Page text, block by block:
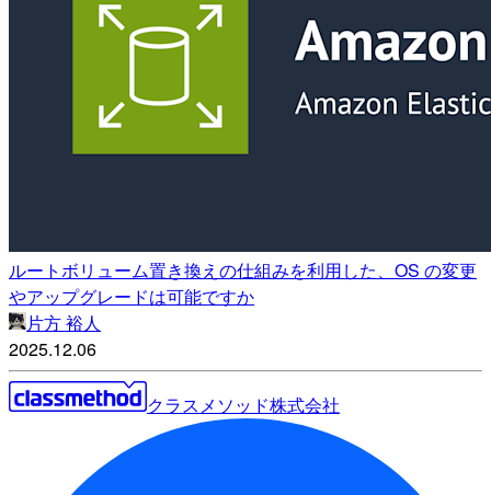
ルートボリューム置き換えの仕組みを利用した、OS の変更
やアップグレードは可能ですか
片方 裕人
2025.12.06
クラスメソッド株式会社